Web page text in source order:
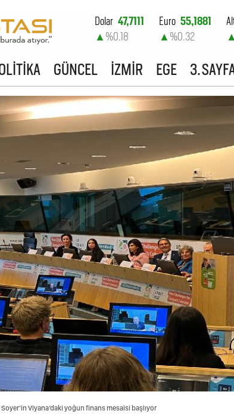
Dolar 47,7111
▲ %0.18
Euro 55,1881
▲ %0.32
▲
GÜNCEL İZMİR EGE 3.
Soyer’in Viyana’daki yoğun finans mesaisi başlıyor